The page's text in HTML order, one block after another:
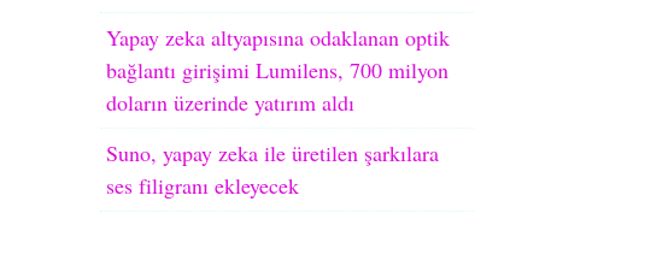
Yapay zeka altyapısına odaklanan optik
bağlantı girişimi Lumilens, 700 milyon
doların üzerinde yatırım aldı
Suno, yapay zeka ile üretilen şarkılara
ses filigranı ekleyecek